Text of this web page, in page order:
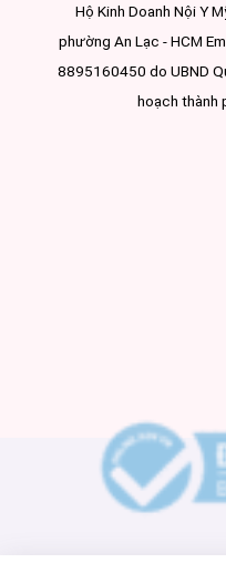
Hộ Kinh Doanh Nội Y
phường An Lạc - HCM
8895160450 do UBND
hoạch thành